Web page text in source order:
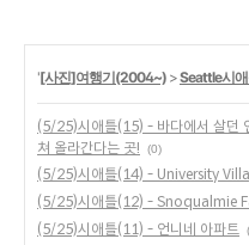
'[사진]여행기(2004~) >Seattle시
(5/25)시애틀(15) - 바다에서 살던
쳐 올라간다는 곳!
(0)
(5/25)시애틀(14) - University
(5/25)시애틀(12) - Snoqualmie
(5/25)시애틀(11) - 언니네 아파트